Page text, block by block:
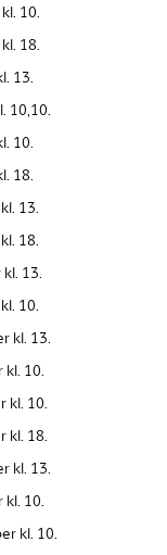
10.
18.
13.
10,10.
10.
18.
13.
18.
13.
10.
kl. 13.
10.
kl. 10.
kl. 18.
kl. 13.
10.
kl. 10.